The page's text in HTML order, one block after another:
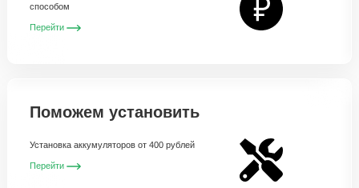
способом
Перейти
Поможем установить
Установка аккумуляторов от 400 рублей
Перейти